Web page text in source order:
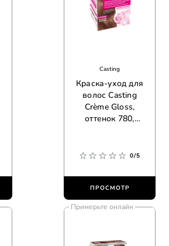
Casting
Краска-уход для
волос Casting
Crème Gloss,
оттенок 780,
0/5
ПРОСМОТР
Примерьте онлайн